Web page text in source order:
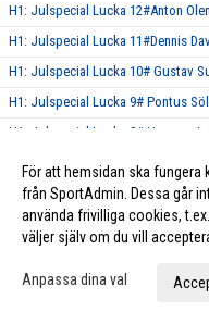
H1: Julspecial Lucka 12#Anton
H1: Julspecial Lucka 11#Dennis
H1: Julspecial Lucka 10# Gustav
H1: Julspecial Lucka 9# Pontus
H1: Julspecial Lucka 8# Hampus L-
H1: Julspecial Lucka 7# Erik Risberg
H1: Julspecial Lucka 6# Pontus
H1: Julspecial Lucka 5# Elias
H1: Julspecial Lucka 3# Hugo
För att hemsidan ska
från SportAdmin. Dessa går
använda frivilliga cookies,
väljer själv om du vill
Anpassa dina val